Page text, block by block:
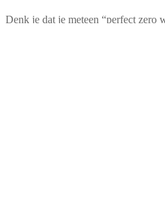
Denk je dat je meteen “perfect zero